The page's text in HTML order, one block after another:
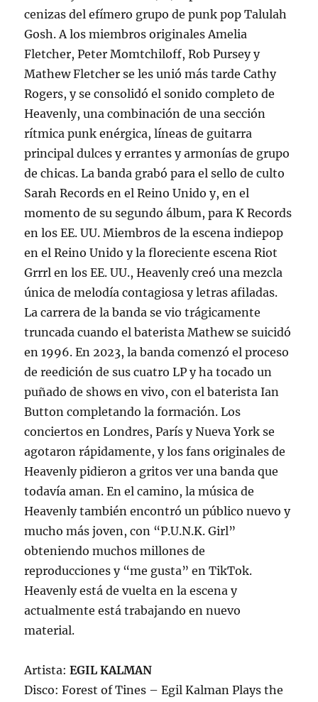
cenizas del efímero grupo de punk pop Talulah
Gosh. A los miembros originales Amelia
Fletcher, Peter Momtchiloff, Rob Pursey y
Mathew Fletcher se les unió más tarde Cathy
Rogers, y se consolidó el sonido completo de
Heavenly, una combinación de una sección
rítmica punk enérgica, líneas de guitarra
principal dulces y errantes y armonías de grupo
de chicas. La banda grabó para el sello de culto
Sarah Records en el Reino Unido y, en el
momento de su segundo álbum, para K Records
en los EE. UU. Miembros de la escena indiepop
en el Reino Unido y la floreciente escena Riot
Grrrl en los EE. UU., Heavenly creó una mezcla
única de melodía contagiosa y letras afiladas.
La carrera de la banda se vio trágicamente
truncada cuando el baterista Mathew se suicidó
en 1996. En 2023, la banda comenzó el proceso
de reedición de sus cuatro LP y ha tocado un
puñado de shows en vivo, con el baterista Ian
Button completando la formación. Los
conciertos en Londres, París y Nueva York se
agotaron rápidamente, y los fans originales de
Heavenly pidieron a gritos ver una banda que
todavía aman. En el camino, la música de
Heavenly también encontró un público nuevo y
mucho más joven, con “P.U.N.K. Girl”
obteniendo muchos millones de
reproducciones y “me gusta” en TikTok.
Heavenly está de vuelta en la escena y
actualmente está trabajando en nuevo
material.
Artista:EGIL KALMAN
Disco: Forest of Tines – Egil Kalman Plays the